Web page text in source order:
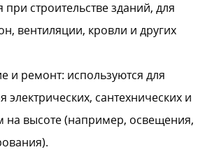
при строительстве зданий, для
вентиляции, кровли и других
и ремонт: используются для
электрических, сантехнических и
на высоте (например, освещения,